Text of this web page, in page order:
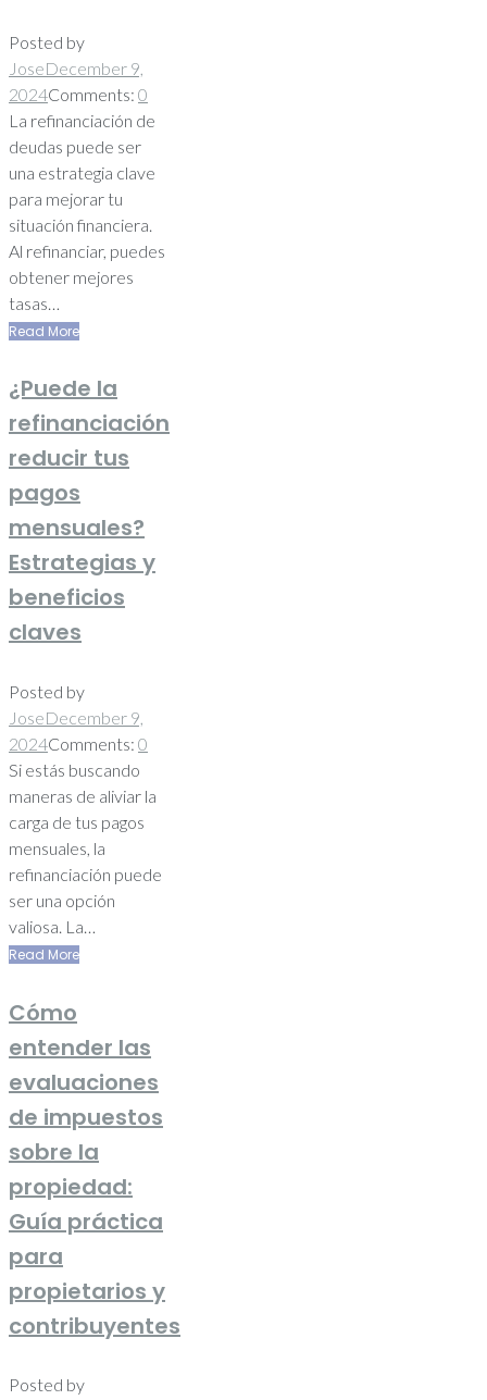
Posted by
JoseDecember 9,
2024Comments: 0
La refinanciación de
deudas puede ser
una estrategia clave
para mejorar tu
situación financiera.
Al refinanciar, puedes
obtener mejores
tasas…
Read More
¿Puede la
refinanciación
reducir tus
pagos
mensuales?
Estrategias y
beneficios
claves
Posted by
JoseDecember 9,
2024Comments: 0
Si estás buscando
maneras de aliviar la
carga de tus pagos
mensuales, la
refinanciación puede
ser una opción
valiosa. La…
Read More
Cómo
entender las
evaluaciones
de impuestos
sobre la
propiedad:
Guía práctica
para
propietarios y
contribuyentes
Posted by